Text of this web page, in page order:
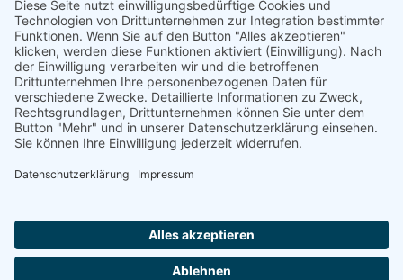
© 1987 – 2025
Storchenhof Loburg e.V.
Alle Rechte vorbehalten.
Cookie-Einstellungen
Navigation überspringen
Impressum
Haftungsausschluss
Facebook